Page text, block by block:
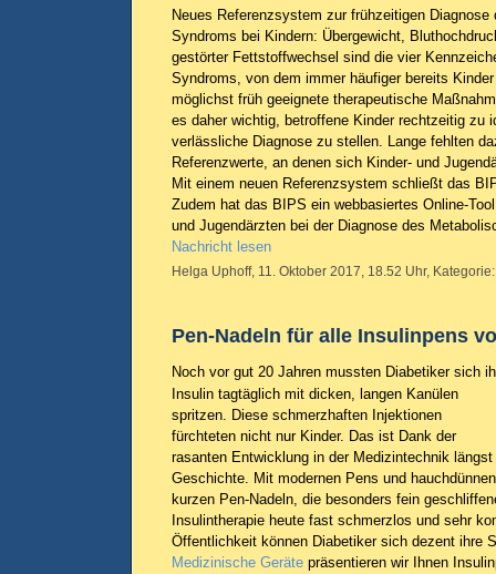
Neues Referenzsystem zur frühzeitigen Diagnose
Syndroms bei Kindern: Übergewicht,
gestörter Fettstoffwechsel sind die vier
Syndroms, von dem immer häufiger bereits
möglichst früh geeignete therapeutische
es daher wichtig, betroffene Kinder rechtzeitig zu
verlässliche Diagnose zu stellen. Lange fehlten
Referenzwerte, an denen sich Kinder- und
Mit einem neuen Referenzsystem schließt das
Zudem hat das BIPS ein webbasiertes Online-
und Jugendärzten bei der Diagnose des
Nachricht lesen
Helga Uphoff, 11. Oktober 2017, 18.52 Uhr,
Pen-Nadeln für alle Insulinpens
Noch vor gut 20 Jahren mussten Diabetiker sich
Insulin tagtäglich mit dicken, langen Kanülen
spritzen. Diese schmerzhaften Injektionen
fürchteten nicht nur Kinder. Das ist Dank der
rasanten Entwicklung in der Medizintechnik längst
Geschichte. Mit modernen Pens und
kurzen Pen-Nadeln, die besonders fein
Insulintherapie heute fast schmerzlos und sehr
Öffentlichkeit können Diabetiker sich dezent ihre
Medizinische Geräte präsentieren wir Ihnen